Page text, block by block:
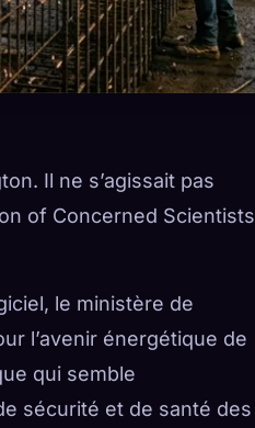
Il ne s’agissait pas
of Concerned Scientists
le ministère de
l’avenir énergétique de
qui semble
sécurité et de santé des